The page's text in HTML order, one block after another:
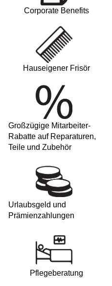
Corporate Benefits
Hauseigener Frisör
Großzügige Mitarbeiter-
Rabatte auf Reparaturen,
Teile und Zubehör
Urlaubsgeld und
Prämienzahlungen
Pflegeberatung